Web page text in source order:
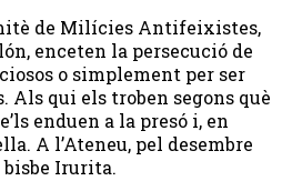
de Milícies Antifeixistes,
enceten la persecució de
o simplement per ser
Als qui els troben segons què
enduen a la presó i, en
A l’Ateneu, pel desembre
Irurita.